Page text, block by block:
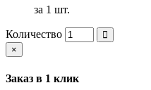
за 1 шт.
Количество
×
Заказ в 1 клик